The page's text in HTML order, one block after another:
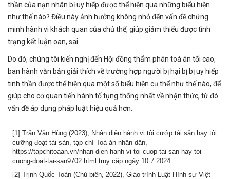
thần của nạn nhân bị uy hiếp được thể hiện qua những biểu hiện
như thế nào? Điều này ảnh hưởng không nhỏ đến vấn đề chứng
minh hành vi khách quan của chủ thể, giúp giảm thiểu được tình
trạng kết luận oan, sai.
Do đó, chúng tôi kiến nghị đến Hội đồng thẩm phán toà án tối cao,
ban hành văn bản giải thích về trường hợp người bị hại bị bị uy hiếp
tinh thần được thể hiện qua một số biểu hiện cụ thể như thế nào, để
giúp cho cơ quan tiến hành tố tụng thống nhất về nhận thức, từ đó
vấn đề áp dụng pháp luật hiệu quả hơn.
[1] Trần Văn Hùng (2023), Nhận diện hành vi tội cướp tài sản hay tội
cưỡng đoạt tài sản, tạp chí Toà án nhân dân,
https://tapchitoaan.vn/nhan-dien-hanh-vi-toi-cuop-tai-san-hay-toi-
cuong-doat-tai-san9702.html truy cập ngày 10.7.2024
[2] Trịnh Quốc Toản (Chủ biên, 2022), Giáo trình Luật Hình sự Việt